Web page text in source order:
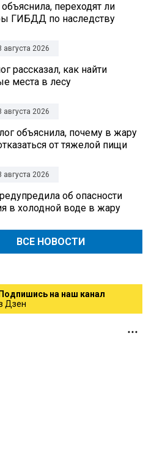
переходят ли
ГИБДД по наследству
августа 2026
рассказал, как найти
места в лесу
августа 2026
объяснила, почему в жару
от тяжелой пищи
августа 2026
об опасности
в холодной воде в жару
ВСЕ НОВОСТИ
Подпишись на наш канал
Дзен